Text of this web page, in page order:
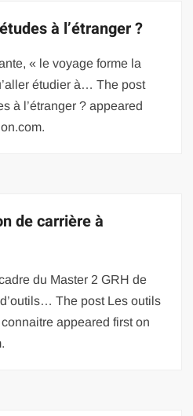
à l’étranger ?
« le voyage forme la
étudier à… The post
à l’étranger ? appeared
de carrière à
du Master 2 GRH de
The post Les outils
appeared first on